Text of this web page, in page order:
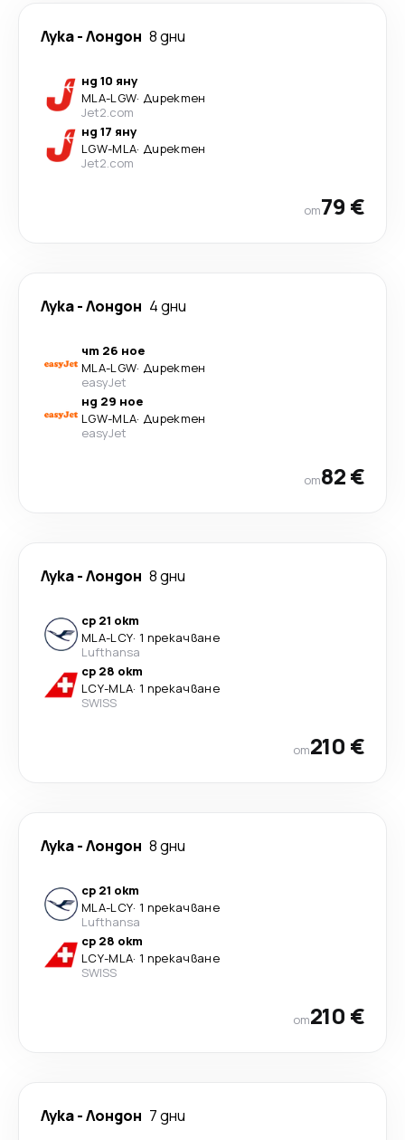
Лука-Лондон 8 дни
нд 10 яну
MLA-LGW· Директен
Jet2.com
нд 17 яну
LGW-MLA· Директен
Jet2.com
от79 €
Лука-Лондон 4 дни
чт 26 ное
MLA-LGW· Директен
easyJet
нд 29 ное
LGW-MLA· Директен
easyJet
от82 €
Лука-Лондон 8 дни
ср 21 окт
MLA-LCY· 1 прекачване
Lufthansa
ср 28 окт
LCY-MLA· 1 прекачване
SWISS
от210 €
Лука-Лондон 8 дни
ср 21 окт
MLA-LCY· 1 прекачване
Lufthansa
ср 28 окт
LCY-MLA· 1 прекачване
SWISS
от210 €
Лука-Лондон 7 дни